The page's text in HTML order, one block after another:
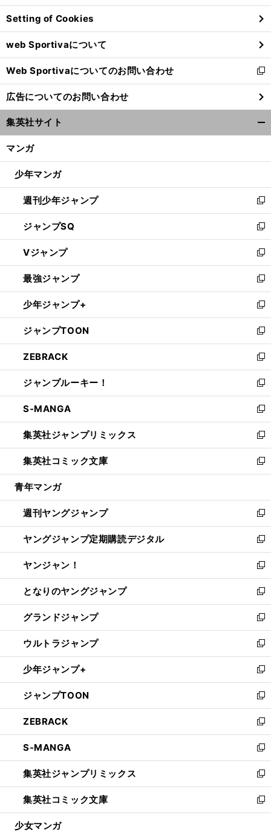
ン
ド
ウ
で
開
く
Setting of Cookies
web Sportivaについて
Web Sportivaについてのお問い合わせ
新
し
い
ウ
ィ
ン
ウ
開
く
広告についてのお問い合わせ
集英社サイト
マンガ
少年マンガ
週刊少年ジャンプ
新
し
い
ウ
ィ
ン
ド
ウ
で
開
く
ジャンプSQ
新
し
い
ウ
ィ
ン
ド
ウ
で
開
く
Vジャンプ
新
し
い
ウ
ィ
ン
ド
ウ
で
開
く
最強ジャンプ
新
し
い
ウ
ィ
ン
ド
ウ
で
開
く
少年ジャンプ+
新
し
い
ウ
ィ
ン
ド
ウ
で
開
く
ジャンプTOON
新
し
い
ウ
ィ
ン
ド
ウ
で
開
く
ZEBRACK
新
し
い
ウ
ィ
ン
ド
ウ
で
開
ジャンプルーキー！
新
し
い
ウ
ィ
ン
ド
ウ
開
く
S-MANGA
新
し
い
ウ
ィ
ン
ウ
で
開
く
集英社ジャンプリミックス
新
し
い
ウ
ン
ド
ウ
で
開
く
集英社コミック文庫
新
し
ウ
ィ
ン
ド
ウ
で
開
く
青年マンガ
週刊ヤングジャンプ
新
し
い
ウ
ィ
ン
ド
ウ
で
開
く
ヤングジャンプ定期購読デジタル
新
し
い
ウ
ィ
ン
ド
ウ
で
開
く
ヤンジャン！
新
し
い
ウ
ィ
ン
ド
ウ
で
開
く
となりのヤングジャンプ
新
し
い
ウ
ィ
ン
ド
ウ
で
開
く
グランドジャンプ
新
し
い
ウ
ィ
ン
ド
ウ
で
開
く
ウルトラジャンプ
新
し
い
ウ
ィ
ン
ド
ウ
で
開
く
少年ジャンプ+
新
し
い
ウ
ィ
ン
ド
ウ
で
開
く
ジャンプTOON
新
し
い
ウ
ィ
ン
ド
ウ
で
開
ZEBRACK
新
し
い
ウ
ィ
ン
ド
ウ
S-MANGA
新
し
い
ウ
ィ
ン
集英社ジャンプリミックス
新
し
い
ウ
集英社コミック文庫
新
し
少女マンガ